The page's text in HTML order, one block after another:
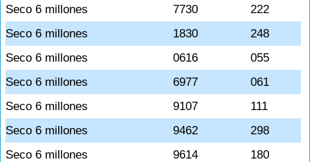
Seco 6 millones
7730
222
Seco 6 millones
1830
248
Seco 6 millones
0616
055
Seco 6 millones
6977
061
Seco 6 millones
9107
111
Seco 6 millones
9462
298
Seco 6 millones
9614
180